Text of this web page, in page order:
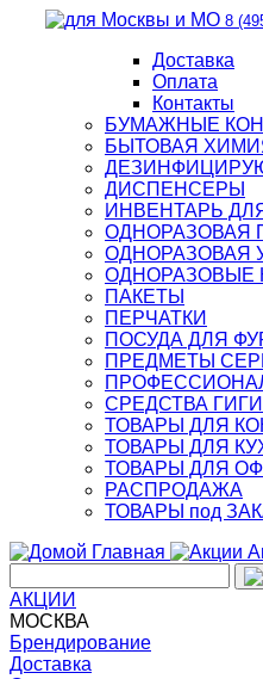
8
Доставка
Оплата
Контакты
БУМАЖНЫЕ
БЫТОВАЯ
ДИСПЕНСЕРЫ
ИНВЕНТАРЬ
ОДНОРАЗОВАЯ
ОДНОРАЗОВАЯ
ОДНОРАЗОВЫЕ
ПАКЕТЫ
ПЕРЧАТКИ
ПОСУДА ДЛЯ
ПРЕДМЕТЫ
СРЕДСТВА
ТОВАРЫ ДЛЯ
ТОВАРЫ ДЛЯ
ТОВАРЫ ДЛЯ
РАСПРОДАЖА
ТОВАРЫ под
Главная
АКЦИИ
МОСКВА
Брендирование
Доставка